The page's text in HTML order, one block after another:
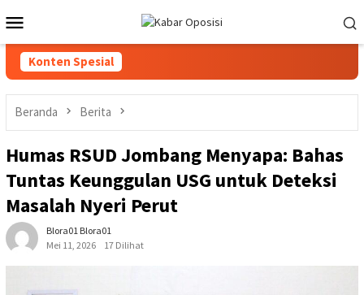
ke
kontenMobile
Konten Spesial
Beranda Berita
Humas RSUD Jombang Menyapa: Bahas
Tuntas Keunggulan USG untuk Deteksi
Masalah Nyeri Perut
Blora01 Blora01
Mei 11, 2026
17 Dilihat